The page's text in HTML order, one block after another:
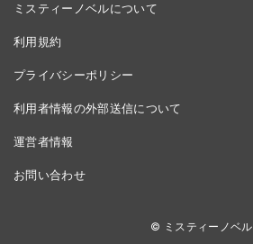
ミスティーノベルについて
利用規約
プライバシーポリシー
利用者情報の外部送信について
運営者情報
お問い合わせ
© ミスティーノベル